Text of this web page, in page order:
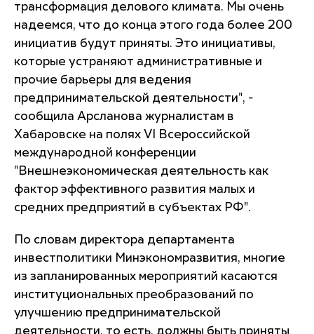
трансформация делового климата. Мы очень
надеемся, что до конца этого года более 200
инициатив будут приняты. Это инициативы,
которые устраняют административные и
прочие барьеры для ведения
предпринимательской деятельности", -
сообщила Арсланова журналистам в
Хабаровске на полях VI Всероссийской
международной конференции
"Внешнеэкономическая деятельность как
фактор эффективного развития малых и
средних предприятий в субъектах РФ".
По словам директора департамента
инвестполитики Минэкономразвития, многие
из запланированных мероприятий касаются
институциональных преобразований по
улучшению предпринимательской
деятельности, то есть, должны быть приняты